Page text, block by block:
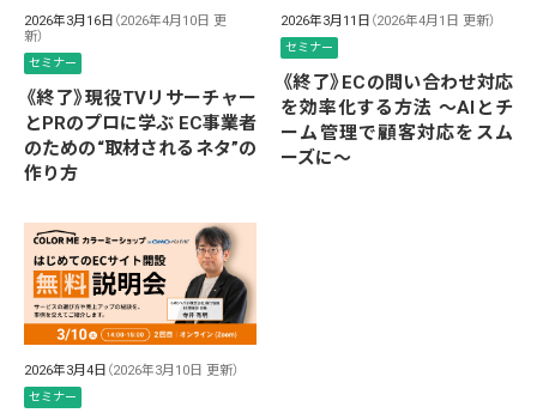
2026年3月16日 （2026年4月10日 更
新）
セミナー
《終了》現役TVリサーチャー
とPRのプロに学ぶ EC事業者
のための“取材されるネタ”の
作り方
2026年3月11日 （2026年4月1日 更新）
セミナー
《終了》ECの問い合わせ対応
を効率化する方法 ～AIとチ
ーム管理で顧客対応をスム
ーズに～
2026年3月4日 （2026年3月10日 更新）
セミナー